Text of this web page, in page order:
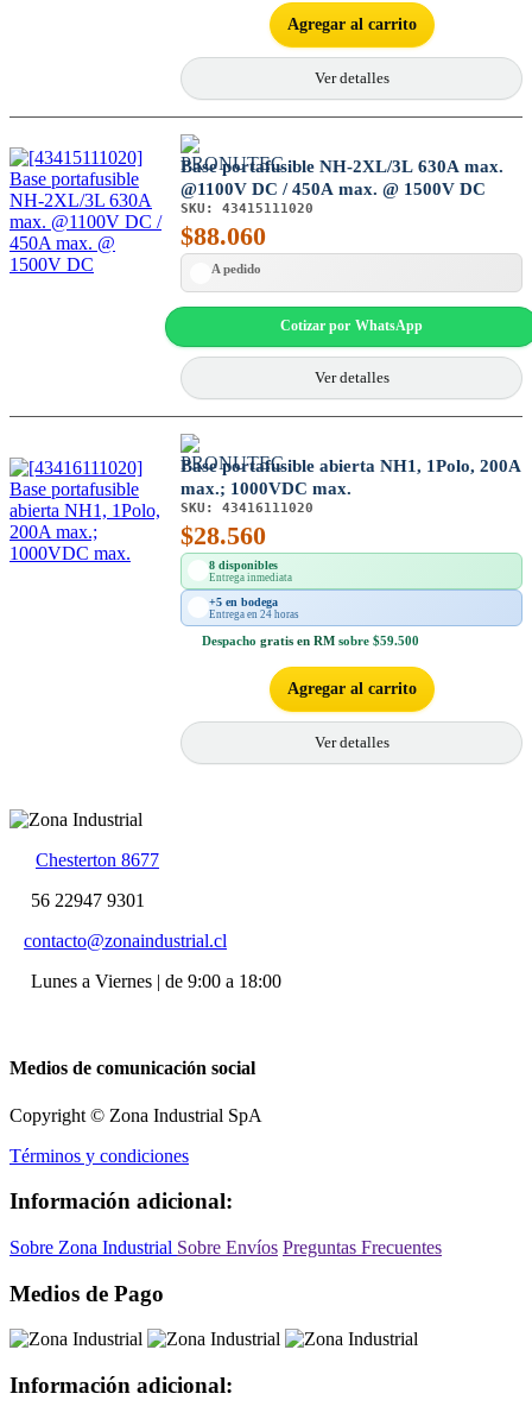
Agregar al carrito
Ver detalles
Base portafusible NH-2XL/3L 630A max.
@1100V DC / 450A max. @ 1500V DC
SKU: 43415111020
$88.060
A pedido
Cotizar por WhatsApp
Ver detalles
Base portafusible abierta NH1, 1Polo, 200A
max.; 1000VDC max.
SKU: 43416111020
$28.560
8 disponibles
Entrega inmediata
+5 en bodega
Entrega en 24 horas
Despacho gratis en RM sobre $59.500
Agregar al carrito
Ver detalles
Chesterton 8677
56 22947 9301
contacto@zonaindustrial.cl
Lunes a Viernes | de 9:00 a 18:00
Medios de comunicación social
Copyright © Zona Industrial SpA
Términos y condiciones
Información adicional:
Sobre Zona Industrial Sobre Envíos Preguntas Frecuentes
Medios de Pago
Información adicional: